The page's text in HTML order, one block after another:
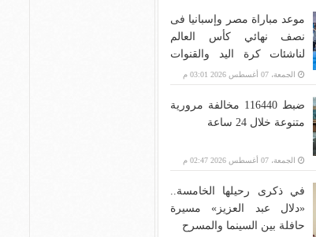
موعد مباراة مصر وإسبانيا فى
نصف نهائي كأس العالم
لناشئات كرة اليد والقنوات
الناقلة
الجمعة، 07 أغسطس 2026 03:01 م
ضبط 116440 مخالفة مرورية
متنوعة خلال 24 ساعة
الجمعة، 07 أغسطس 2026 02:47 م
في ذكرى رحيلها الخامسة..
«دلال عبد العزيز» مسيرة
حافلة بين السينما والمسرح